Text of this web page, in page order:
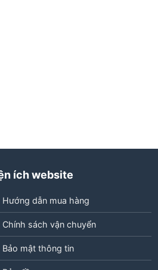
ích website
Hướng dẫn mua hàng
Chính sách vận chuyển
Bảo mật thông tin